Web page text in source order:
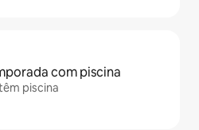
com piscina
piscina